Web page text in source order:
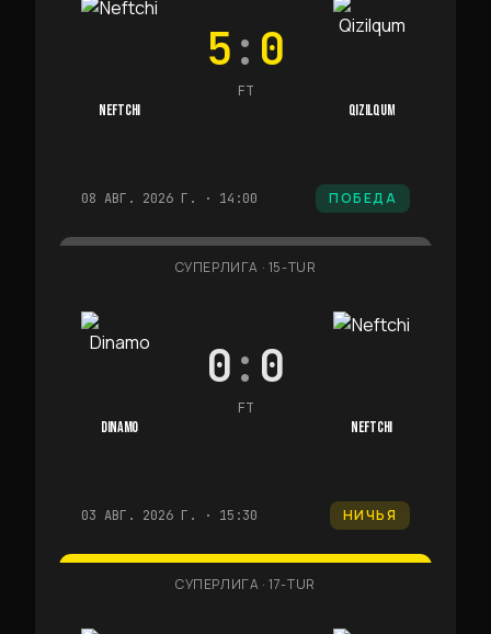
NEFTCHI
5: 0
FT
QIZILQUM
08 АВГ. 2026 Г. · 14:00 ПОБЕДА
СУПЕРЛИГА · 15-TUR
DINAMO
0: 0
FT
NEFTCHI
03 АВГ. 2026 Г. · 15:30 НИЧЬЯ
СУПЕРЛИГА ·17-TUR